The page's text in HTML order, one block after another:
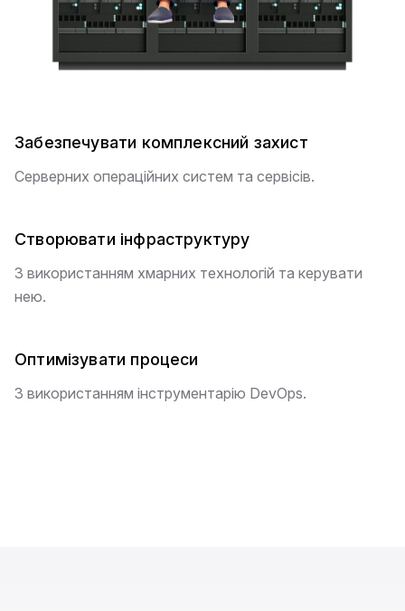
Забезпечувати комплексний захист
Серверних операційних систем та сервісів.
Створювати інфраструктуру
З використанням хмарних технологій та керувати
нею.
Оптимізувати процеси
З використанням інструментарію DevOps.